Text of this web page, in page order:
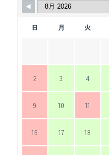
日 月 火
2 3 4
9 10 11
16 17 18